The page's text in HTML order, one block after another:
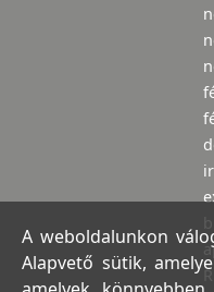
A weboldalunkon
Alapvető sütik,